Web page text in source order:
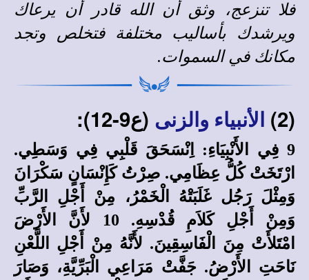
فلا تنزعج، وثق أن الله قادر أن يرعاك
ويرشدك بأساليب مختلفة فتخلص وتجد
مكانك في السموات.
(2) الأنبياء والزنى (ع9-12):
9 فِي الأَنْبِيَاءِ: اِنْسَحَقَ قَلْبِي فِي وَسَطِي.
ارْتَخَتْ كُلُّ عِظَامِي. صِرْتُ كَإِنْسَانٍ سَكْرَانَ
وَمِثْلَ رَجُل غَلَبَتْهُ الْخَمْرُ، مِنْ أَجْلِ الرَّبِّ
وَمِنْ أَجْلِ كَلاَمِ قُدْسِهِ. 10 لأَنَّ الأَرْضَ
امْتَلأَتْ مِنَ الْفَاسِقِينَ. لأَنَّهُ مِنْ أَجْلِ اللَّعْنِ
نَاحَتِ الأَرْضُ. جَفَّتْ مَرَاعِي الْبَرِّيَّةِ، وَصَارَ